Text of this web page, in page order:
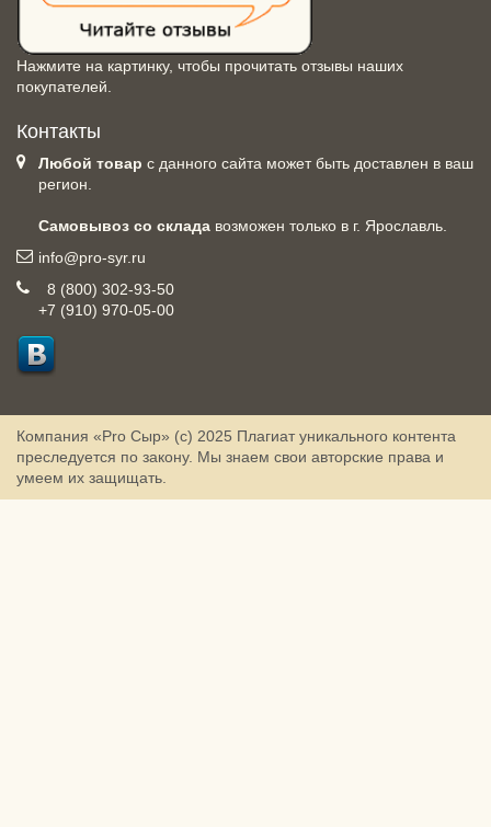
Нажмите на картинку, чтобы прочитать отзывы наших
покупателей.
Контакты
Любой товар с данного сайта может быть доставлен в ваш
регион.
Самовывоз со склада возможен только в г. Ярославль.
info@pro-syr.ru
8 (800) 302-93-50
+7 (910) 970-05-00
Компания «Pro Сыр» (с) 2025 Плагиат уникального контента
преследуется по закону. Мы знаем свои авторские права и
умеем их защищать.